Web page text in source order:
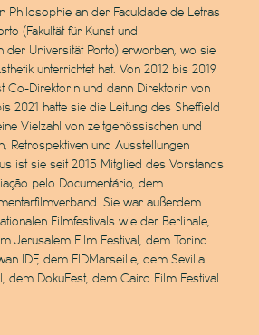
Philosophie an der Faculdade de Letras
(Fakultät für Kunst und
der Universität Porto) erworben, wo sie
unterrichtet hat. Von 2012 bis 2019
Co-Direktorin und dann Direktorin von
2021 hatte sie die Leitung des Sheffield
Vielzahl von zeitgenössischen und
Retrospektiven und Ausstellungen
ist sie seit 2015 Mitglied des Vorstands
pelo Documentário, dem
Sie war außerdem
Filmfestivals wie der Berlinale,
Jerusalem Film Festival, dem Torino
IDF, dem FIDMarseille, dem Sevilla
dem DokuFest, dem Cairo Film Festival